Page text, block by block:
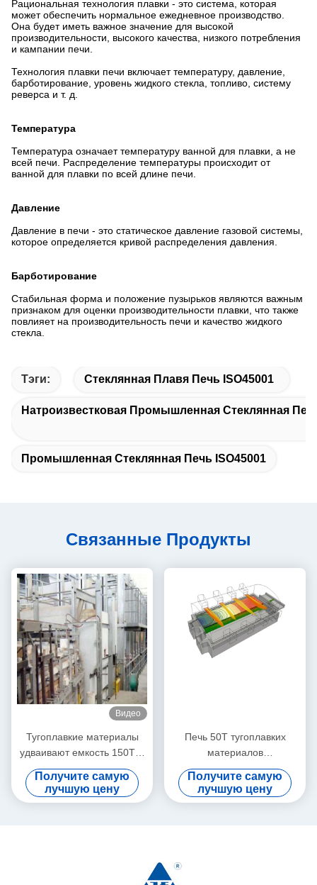
Рациональная технология плавки - это система, которая
может обеспечить нормальное ежедневное производство.
Она будет иметь важное значение для высокой
производительности, высокого качества, низкого потребления
и кампании печи.
Технология плавки печи включает температуру, давление,
барботирование, уровень жидкого стекла, топливо, систему
реверса и т. д.
Температура
Температура означает температуру ванной для плавки, а не
всей печи. Распределение температуры происходит от
ванной для плавки по всей длине печи.
Давление
Давление в печи - это статическое давление газовой системы,
которое определяется кривой распределения давления.
Барботирование
Стабильная форма и положение пузырьков являются важным
признаком для оценки производительности плавки, что также
повлияет на производительность печи и качество жидкого
стекла.
Тэги: Стеклянная Плавя Печь ISO45001
Натроизвестковая Промышленная Стеклянная
Промышленная Стеклянная Печь ISO45001
Связанные Продукты
Видео
Тугоплавкие материалы
удваивают емкость 150Ton
промышленной стеклянной
печи топлива ежедневная
Получите самую
лучшую цену
Печь 50T тугоплавких
материалов
натроизвестковая
стеклянная плавя
Получите самую
лучшую цену